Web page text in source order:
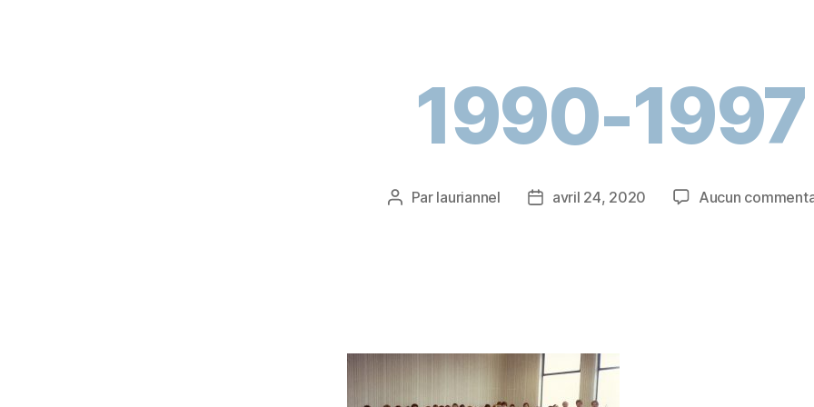
1990-1997
Par lauriannel avril 24, 2020 Aucun